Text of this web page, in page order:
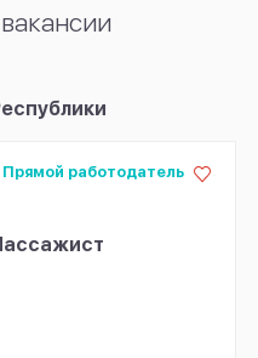
Прямой работодатель